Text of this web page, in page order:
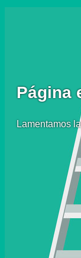
Página
Lamentamos